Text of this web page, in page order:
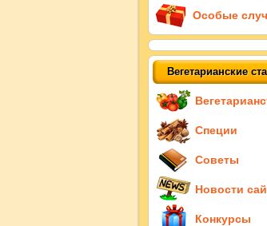
Особые
Вегетарианские
Специи
Советы
Новости
Конкурсы